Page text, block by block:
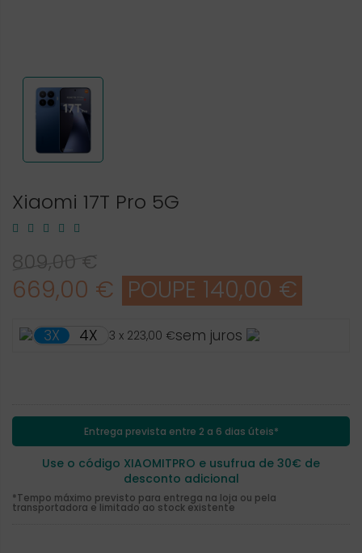
Xiaomi 17T Pro 5G
809,00 €
669,00 € POUPE 140,00 €
3X 4X 3 x 223,00 €sem juros
Entrega prevista entre 2 a 6 dias úteis*
Use o código XIAOMITPRO e usufrua de 30€ de
desconto adicional
*Tempo máximo previsto para entrega na loja ou pela
transportadora e limitado ao stock existente